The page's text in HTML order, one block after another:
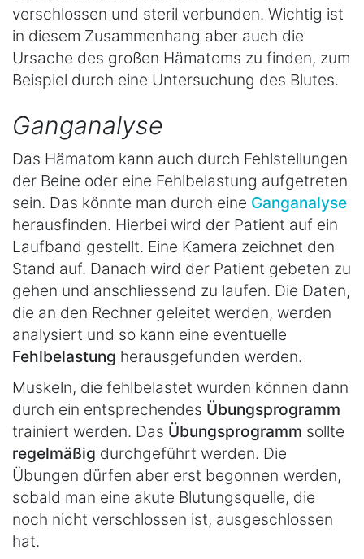
verschlossen und steril verbunden. Wichtig ist
in diesem Zusammenhang aber auch die
Ursache des großen Hämatoms zu finden, zum
Beispiel durch eine Untersuchung des Blutes.
Ganganalyse
Das Hämatom kann auch durch Fehlstellungen
der Beine oder eine Fehlbelastung aufgetreten
sein. Das könnte man durch eine Ganganalyse
herausfinden. Hierbei wird der Patient auf ein
Laufband gestellt. Eine Kamera zeichnet den
Stand auf. Danach wird der Patient gebeten zu
gehen und anschliessend zu laufen. Die Daten,
die an den Rechner geleitet werden, werden
analysiert und so kann eine eventuelle
Fehlbelastung herausgefunden werden.
Muskeln, die fehlbelastet wurden können dann
durch ein entsprechendes Übungsprogramm
trainiert werden. Das Übungsprogramm sollte
regelmäßig durchgeführt werden. Die
Übungen dürfen aber erst begonnen werden,
sobald man eine akute Blutungsquelle, die
noch nicht verschlossen ist, ausgeschlossen
hat.